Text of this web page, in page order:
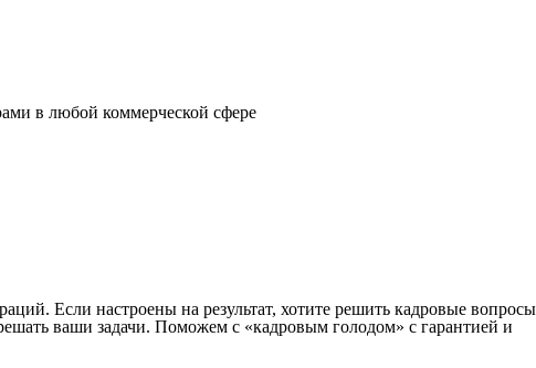
в любой коммерческой сфере
Если настроены на результат, хотите решить кадровые вопросы
ваши задачи. Поможем с «кадровым голодом» с гарантией и